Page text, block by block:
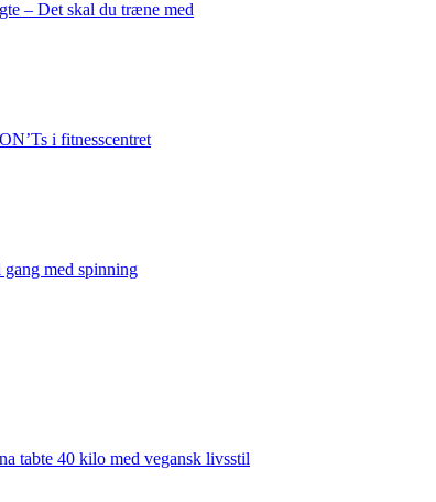
– Det skal du træne med
i fitnesscentret
med spinning
tabte 40 kilo med vegansk livsstil